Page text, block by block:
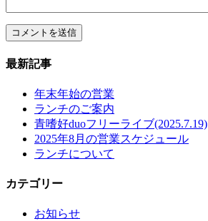
最新記事
年末年始の営業
ランチのご案内
青嗜好duoフリーライブ(2025.7.19)
2025年8月の営業スケジュール
ランチについて
カテゴリー
お知らせ